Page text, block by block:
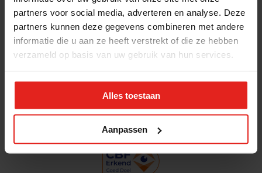
partners voor social media, adverteren en analyse. Deze
partners kunnen deze gegevens combineren met andere
informatie die u aan ze heeft verstrekt of die ze hebben
verzameld op basis van uw gebruik van hun services.
Alles toestaan
Aanpassen
Volg ons
Aanmeldennieuwsbrief